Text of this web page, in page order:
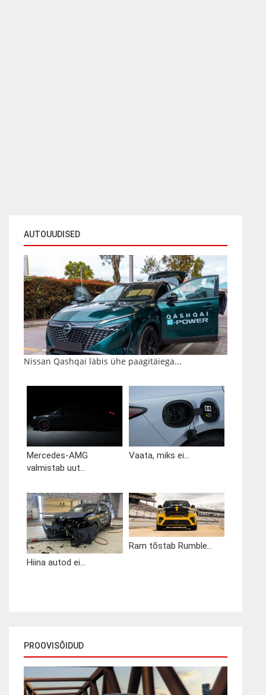
AUTOUUDISED
Nissan Qashqai läbis ühe paagitäiega...
Mercedes-AMG
valmistab uut...
Vaata, miks ei...
Hiina autod ei...
Ram tõstab Rumble...
PROOVISÕIDUD